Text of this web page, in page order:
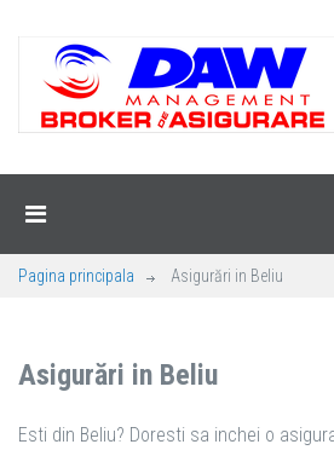
Pagina principala Asigurări in Beliu
Asigurări in Beliu
Esti din Beliu? Doresti sa inchei o